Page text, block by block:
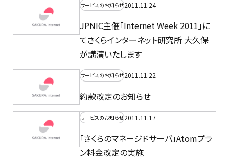
サービスのお知らせ2011.11.24
JPNIC主催「Internet Week 2011」に
てさくらインターネット研究所 大久保
が講演いたします
サービスのお知らせ2011.11.22
約款改定のお知らせ
サービスのお知らせ2011.11.17
「さくらのマネージドサーバ」Atomプラ
ン料金改定の実施